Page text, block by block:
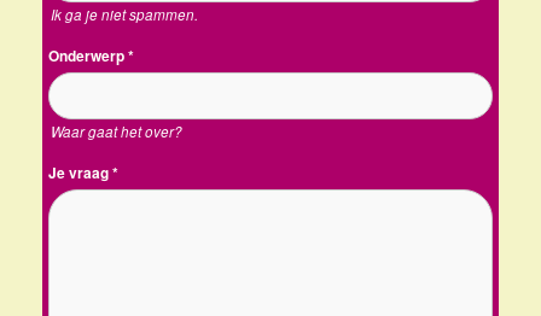
Ik ga je niet spammen.
Onderwerp*
Waar gaat het over?
Je vraag*